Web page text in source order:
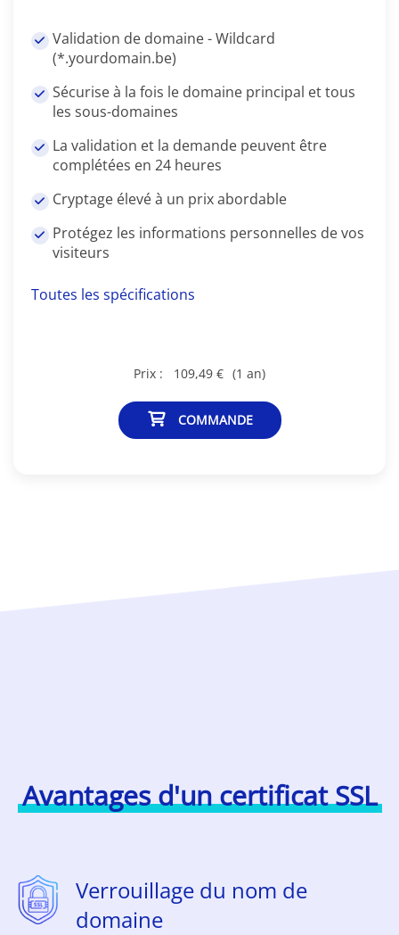
Validation de domaine - Wildcard
(*.yourdomain.be)
Sécurise à la fois le domaine principal et tous
les sous-domaines
La validation et la demande peuvent être
complétées en 24 heures
Cryptage élevé à un prix abordable
Protégez les informations personnelles de vos
visiteurs
Toutes les spécifications
Prix : 109,49 € (1 an)
COMMANDE
Avantages d'un certificat SSL
Verrouillage du nom de
domaine